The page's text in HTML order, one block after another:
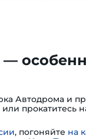
Автодрома и
или прокатитесь
, погоняйте на